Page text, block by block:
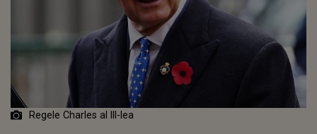
Regele Charles al III-lea